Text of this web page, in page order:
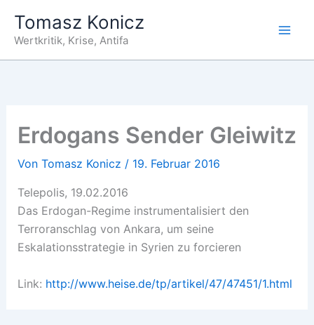
Inhalt
springen
Tomasz Konicz
Wertkritik, Krise, Antifa
Erdogans Sender Gleiwitz
Von Tomasz Konicz / 19. Februar 2016
Telepolis, 19.02.2016
Das Erdogan-Regime instrumentalisiert den
Terroranschlag von Ankara, um seine
Eskalationsstrategie in Syrien zu forcieren
Link: http://www.heise.de/tp/artikel/47/47451/1.html